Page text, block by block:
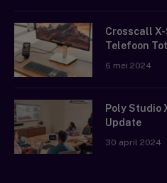
Crosscall
Telefoon
6 mei 2024
Poly Studio
Update
30 april 2024